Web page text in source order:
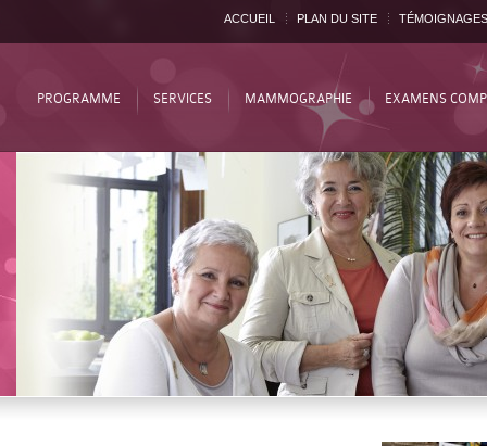
ACCUEIL PLAN DU SITE TÉMOIGNAGES
PROGRAMME SERVICES MAMMOGRAPHIE EXAMENS